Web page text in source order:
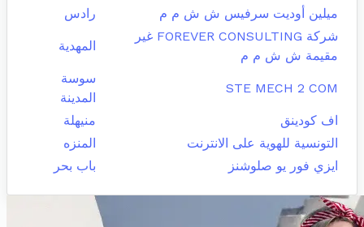
ميلين أوديت سرفيس ش ش م م
رادس
شركة FOREVER CONSULTING غير
مقيمة ش ش م م
المهدية
STE MECH 2 COM
سوسة
المدينة
اف كودينق
منيهلة
التونسية للهوية على الانترنت
المنزه
ايزي فور يو صلوشنز
باب بحر